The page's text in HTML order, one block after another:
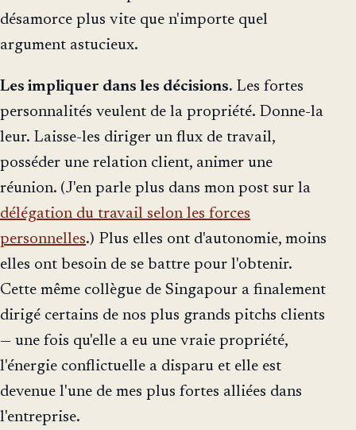
désamorce plus vite que n'importe quel
argument astucieux.
Les impliquer dans les décisions. Les fortes
personnalités veulent de la propriété. Donne-la
leur. Laisse-les diriger un flux de travail,
posséder une relation client, animer une
réunion. (J'en parle plus dans mon post sur la
délégation du travail selon les forces
personnelles.) Plus elles ont d'autonomie, moins
elles ont besoin de se battre pour l'obtenir.
Cette même collègue de Singapour a finalement
dirigé certains de nos plus grands pitchs clients
— une fois qu'elle a eu une vraie propriété,
l'énergie conflictuelle a disparu et elle est
devenue l'une de mes plus fortes alliées dans
l'entreprise.